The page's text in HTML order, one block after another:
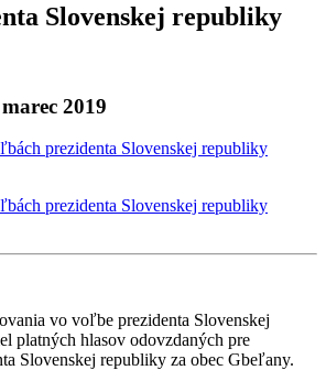
Slovenskej republiky
2019
prezidenta Slovenskej republiky
prezidenta Slovenskej republiky
vo voľbe prezidenta Slovenskej
platných hlasov odovzdaných pre
Slovenskej republiky za obec Gbeľany.